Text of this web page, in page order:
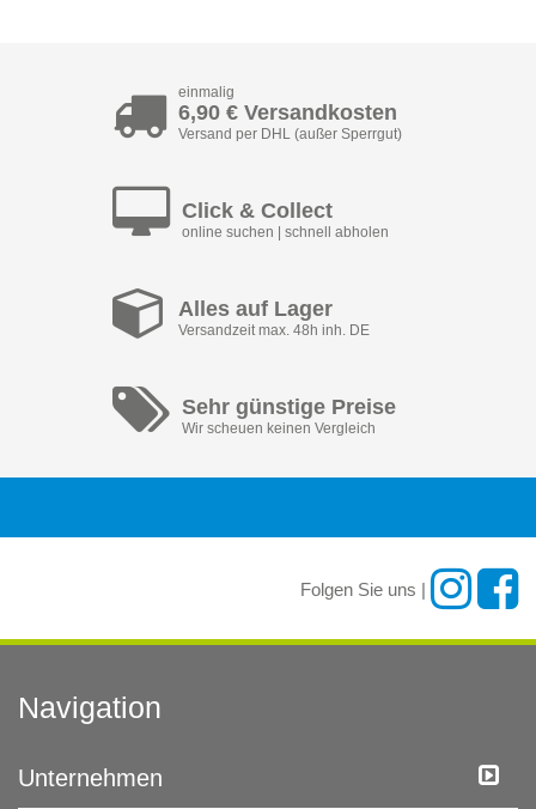
einmalig
6,90 € Versandkosten
Versand per DHL (außer Sperrgut)
Click & Collect
online suchen | schnell abholen
Alles auf Lager
Versandzeit max. 48h inh. DE
Sehr günstige Preise
Wir scheuen keinen Vergleich
Folgen Sie uns |
Navigation
Unternehmen